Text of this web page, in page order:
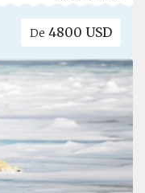
De 4800 USD